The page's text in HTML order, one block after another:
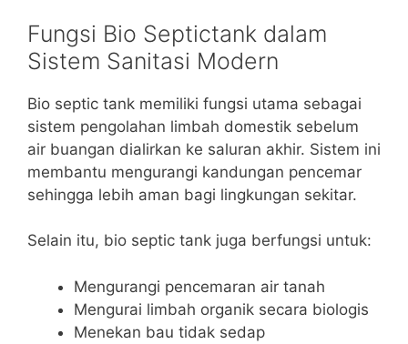
Fungsi Bio Septictank dalam
Sistem Sanitasi Modern
Bio septic tank memiliki fungsi utama sebagai
sistem pengolahan limbah domestik sebelum
air buangan dialirkan ke saluran akhir. Sistem ini
membantu mengurangi kandungan pencemar
sehingga lebih aman bagi lingkungan sekitar.
Selain itu, bio septic tank juga berfungsi untuk:
Mengurangi pencemaran air tanah
Mengurai limbah organik secara biologis
Menekan bau tidak sedap